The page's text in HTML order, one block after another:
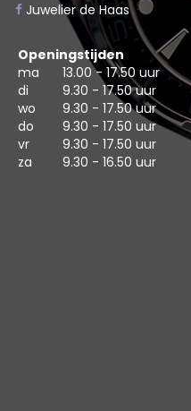
Juwelier de Haas
Openingstijden
ma
13.00 - 17.50 uur
di
9.30 - 17.50 uur
wo
9.30 - 17.50 uur
do
9.30 - 17.50 uur
vr
9.30 - 17.50 uur
za
9.30 - 16.50 uur